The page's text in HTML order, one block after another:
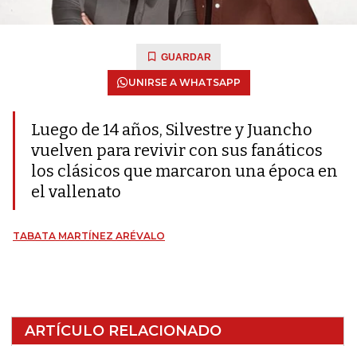
GUARDAR
UNIRSE A WHATSAPP
Luego de 14 años, Silvestre y Juancho
vuelven para revivir con sus fanáticos
los clásicos que marcaron una época en
el vallenato
TABATA MARTÍNEZ ARÉVALO
ARTÍCULO RELACIONADO